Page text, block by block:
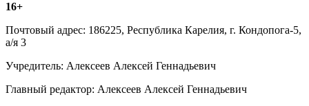
16+
Почтовый адрес: 186225, Республика Карелия, г. Кондопога-5,
а/я 3
Учредитель: Алексеев Алексей Геннадьевич
Главный редактор: Алексеев Алексей Геннадьевич